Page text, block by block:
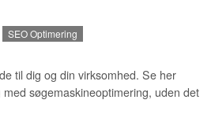
SEO Optimering
til dig og din virksomhed. Se her
søgemaskineoptimering, uden det